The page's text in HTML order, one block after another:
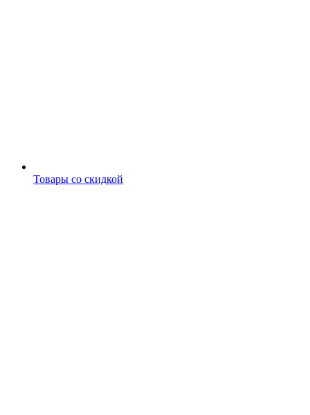
Товары со скидкой